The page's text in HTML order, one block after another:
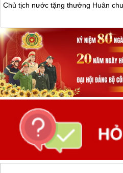
Chủ tịch nước tặng thưởng Huân